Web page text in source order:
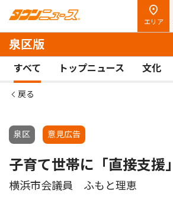
エリア
泉区版
すべて トップニュース 文化
戻る
泉区 意見広告
子育て世帯に「直接支援
横浜市会議員 ふもと理恵